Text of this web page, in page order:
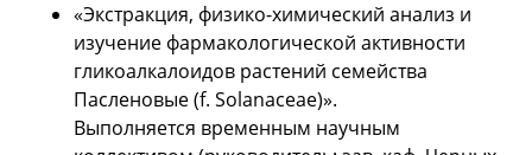
«Экстракция, физико-химический анализ и
изучение фармакологической активности
гликоалкалоидов растений семейства
Пасленовые (f. Solanaceae)».
Выполняется временным научным